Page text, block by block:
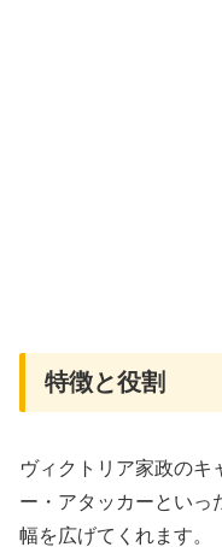
特徴と役割
ヴィクトリア家政のキ
ー・アタッカーといっ
幅を広げてくれます。